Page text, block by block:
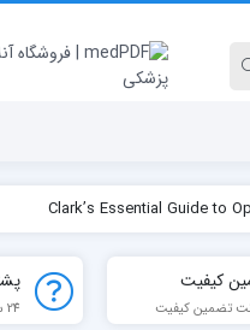
کیفیت
تضمین کیفیت 24 ساعته 7 روز هفته